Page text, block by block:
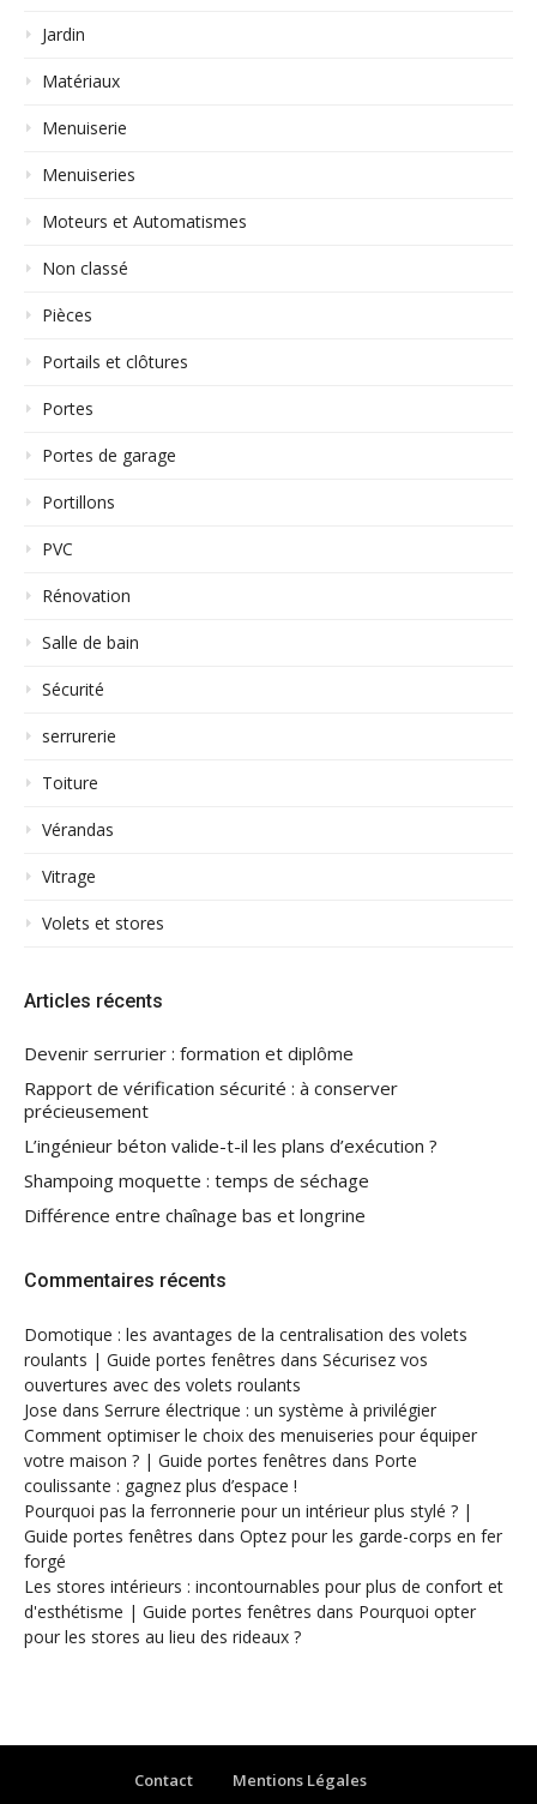
Jardin
Matériaux
Menuiserie
Menuiseries
Moteurs et Automatismes
Non classé
Pièces
Portails et clôtures
Portes
Portes de garage
Portillons
PVC
Rénovation
Salle de bain
Sécurité
serrurerie
Toiture
Vérandas
Vitrage
Volets et stores
Articles récents
Devenir serrurier : formation et diplôme
Rapport de vérification sécurité : à conserver
précieusement
L’ingénieur béton valide-t-il les plans d’exécution ?
Shampoing moquette : temps de séchage
Différence entre chaînage bas et longrine
Commentaires récents
Domotique : les avantages de la centralisation des volets
roulants | Guide portes fenêtres dans Sécurisez vos
ouvertures avec des volets roulants
Jose dans Serrure électrique : un système à privilégier
Comment optimiser le choix des menuiseries pour équiper
votre maison ? | Guide portes fenêtres dans Porte
coulissante : gagnez plus d’espace !
Pourquoi pas la ferronnerie pour un intérieur plus stylé ? |
Guide portes fenêtres dans Optez pour les garde-corps en fer
forgé
Les stores intérieurs : incontournables pour plus de confort et
d'esthétisme | Guide portes fenêtres dans Pourquoi opter
pour les stores au lieu des rideaux ?
Contact
Mentions Légales